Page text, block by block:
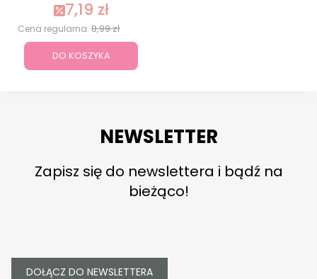
JAKOŚĆ
7,19 zł
Cena regularna: 8,99 zł
DO KOSZYKA
NEWSLETTER
Zapisz się do newslettera i bądź na
bieżąco!
DOŁĄCZ DO NEWSLETTERA